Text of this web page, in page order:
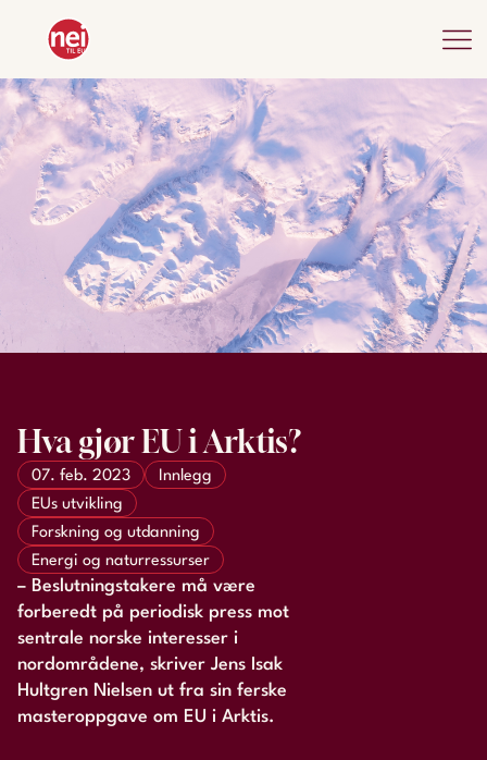
Hva gjør EU i Arktis?
07. feb. 2023
Innlegg
EUs utvikling
Forskning og utdanning
Energi og naturressurser
– Beslutningstakere må være
forberedt på periodisk press mot
sentrale norske interesser i
nordområdene, skriver Jens Isak
Hultgren Nielsen ut fra sin ferske
masteroppgave om EU i Arktis.